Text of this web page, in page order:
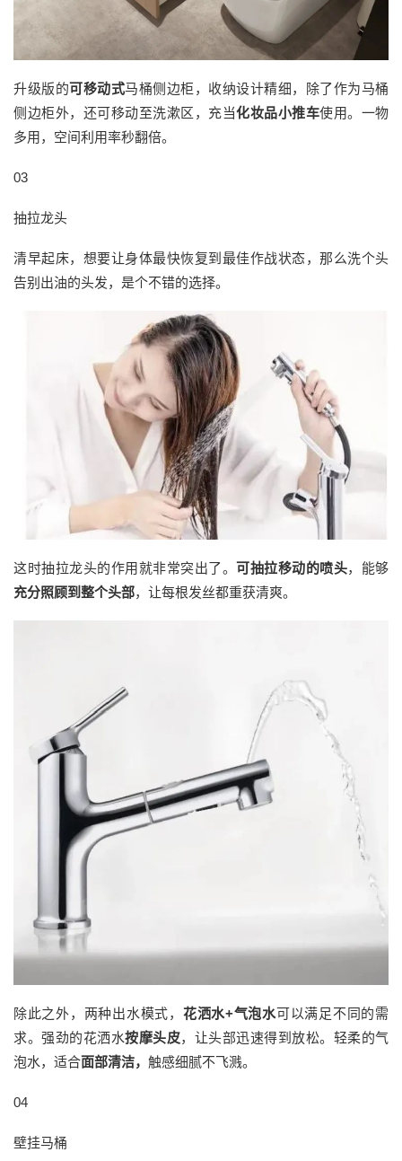
升级版的可移动式马桶侧边柜，收纳设计精细，除了作为马桶
侧边柜外，还可移动至洗漱区，充当化妆品小推车使用。一物
多用，空间利用率秒翻倍。
03
抽拉龙头
清早起床，想要让身体最快恢复到最佳作战状态，那么洗个头
告别出油的头发，是个不错的选择。
这时抽拉龙头的作用就非常突出了。 可抽拉移动的喷头，能够
充分照顾到整个头部，让每根发丝都重获清爽。
除此之外，两种出水模式， 花洒水+气泡水可以满足不同的需
求。强劲的花洒水按摩头皮，让头部迅速得到放松。轻柔的气
泡水，适合面部清洁， 触感细腻不飞溅。
04
壁挂马桶